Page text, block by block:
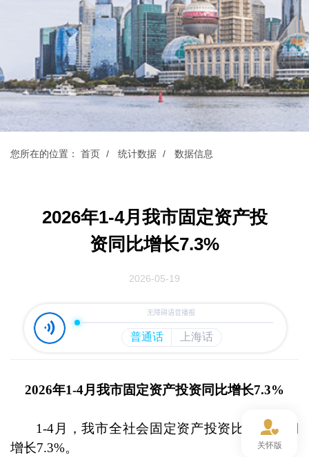
您所在的位置： 首页 统计数据 数据信息
2026年1-4月我市固定资产投
资同比增长7.3%
2026-05-19
2026年1-4月 我市固定资产投资同比增长7.3%
1-4月
，我市全社会固定资产投资比去年同期
增长7.3%。
关怀版